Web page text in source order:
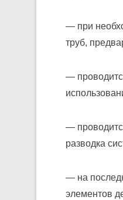
— при
труб,
—
—
разводка
— на
элементов